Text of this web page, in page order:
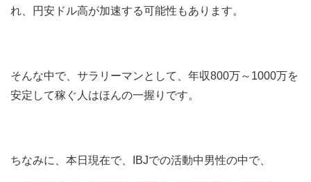
れ、円安ドル高が加速する可能性もあります。
そんな中で、サラリーマンとして、年収800万～1000万を
安定して稼ぐ人はほんの一握りです。
ちなみに、本日現在で、IBJでの活動中男性の中で、